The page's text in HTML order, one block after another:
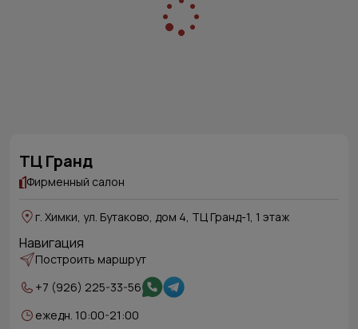
ТЦ Гранд
Фирменный салон
г. Химки, ул. Бутаково, дом 4, ТЦ Гранд-1, 1 этаж
Навигация
Построить маршрут
+7 (926) 225-33-56
ежедн. 10:00-21:00